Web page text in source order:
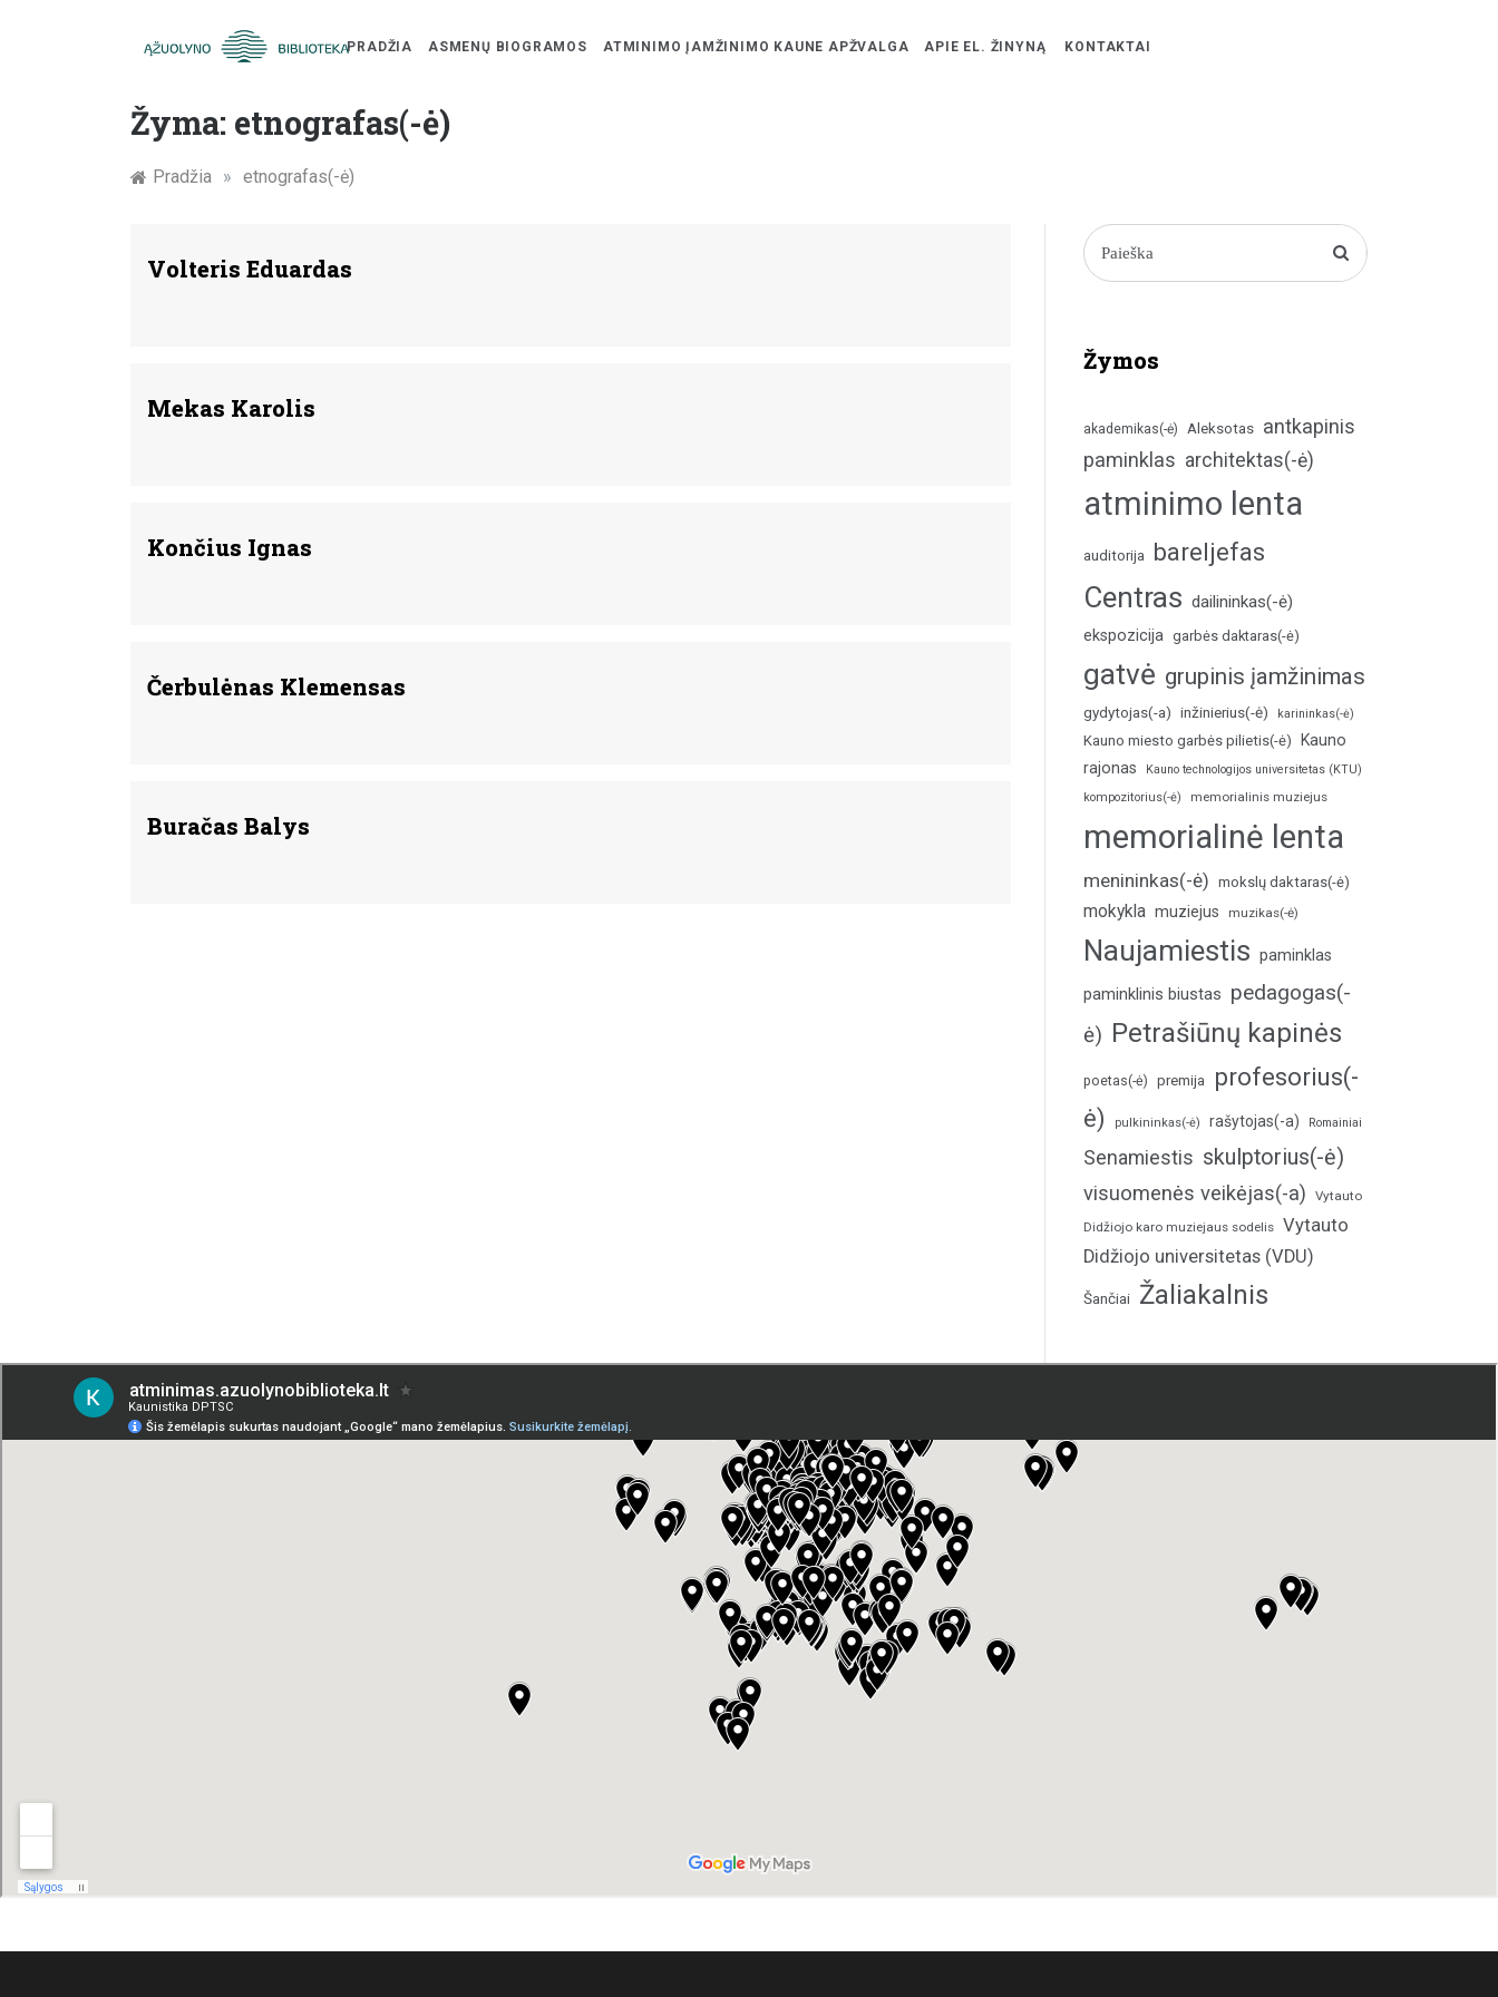
Žymūs
Kauno
atminimo
PRADŽIA ASMENŲ BIOGRAMOS ATMINIMO ĮAMŽINIMO KAUNE APŽVALGA APIE EL. ŽINYNĄ KONTAKTAI
Žyma: etnografas(-ė)
Pradžia » etnografas(-ė)
Volteris Eduardas
Mekas Karolis
Končius Ignas
Čerbulėnas Klemensas
Buračas Balys
Žymos
akademikas(-ė) Aleksotas antkapinis
paminklas architektas(-ė)
atminimo lenta
auditorija bareljefas
Centras dailininkas(-ė)
ekspozicija garbės daktaras(-ė)
gatvė grupinis įamžinimas
gydytojas(-a) inžinierius(-ė) karininkas(-ė)
Kauno miesto garbės pilietis(-ė)
Kauno
rajonas
Kauno technologijos universitetas (KTU)
kompozitorius(-ė)
memorialinis muziejus
memorialinė lenta
menininkas(-ė) mokslų daktaras(-ė)
mokykla muziejus muzikas(-ė)
Naujamiestis paminklas
paminklinis biustas pedagogas(-
ė) Petrašiūnų kapinės
poetas(-ė) premija
profesorius(-
ė)
pulkininkas(-ė) rašytojas(-a) Romainiai
Senamiestis skulptorius(-ė)
visuomenės veikėjas(-a)
Vytauto
Didžiojo karo muziejaus sodelis Vytauto
Didžiojo universitetas (VDU)
Šančiai Žaliakalnis